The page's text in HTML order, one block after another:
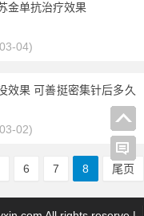
金单抗治疗效果
04)
效果 可善挺密集针后多久
02)
6 7 8 尾页